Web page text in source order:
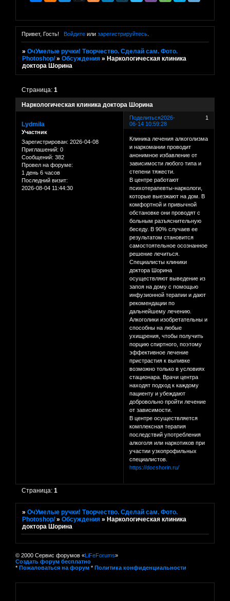
Привет, Гость! Войдитеили зарегистрируйтесь.
»ОчУмелые ручки! Творчество. Сделай сам. Фото.
Photoshop/ »Обсуждения » Наркологическая клиника
доктора Шорина
Наркологическая клиника доктора Шорина
Страница:1
Поделиться 1
2026-
06-14 10:59:28
Lydmila
Участник
Зарегистрирован: 2026-04-08
Приглашений: 0
Сообщений: 382
Провел на форуме:
1 день 6 часов
Последний визит:
2026-08-04 11:44:30
Клиника лечения алкоголизма
и наркомании проводит
анонимное избавление от
зависимости любого типа и
степени тяжести.
В центре работают
психотерапевты-наркологи,
которые выезжают на дом. В
комфортной и привычной
обстановке они проводят с
больным разъяснительную
беседу. В 90% случаев ее
результатом становится
самостоятельное осознанное
решение лечиться.
Специалисты клиники
доктора Шорина
осуществляют выведение из
запоя на дому с помощью
инфузионной терапии и дают
рекомендации по
дальнейшему лечению.
Алкоголики изобретательны и
способны на любые
ухищрения, чтобы получить
порцию спиртного, поэтому
эффективное лечение
пристрастия к выпивке
возможно только в условиях
стационара. Врачи центра
находят подход к каждому
пациенту и убеждают
добровольно пройти лечение
от зависимости.
В центре осуществляется
комплексная терапия
последствий употребления
алкоголя или наркотиков при
участии узкопрофильных
специалистов.
https://docshorin.ru/
Страница:1
»ОчУмелые ручки! Творчество. Сделай сам. Фото.
Photoshop/ »Обсуждения »Наркологическая клиника
доктора Шорина
© 2000 Сервис форумов «LiFeForums»
Создать форум бесплатно
* Пожаловаться на форум * Политика конфиденциальности